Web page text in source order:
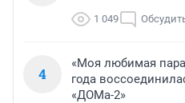
1 049
4
«Моя любимая
года
«ДОМа-2»